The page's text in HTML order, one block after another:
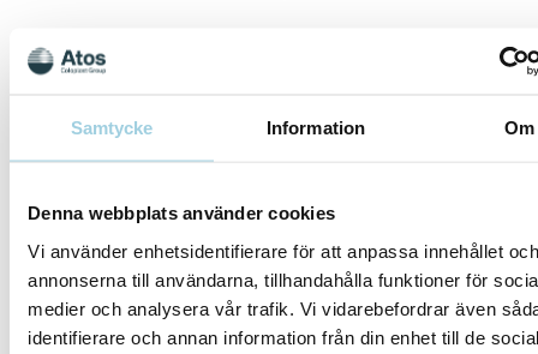
Samtycke Information Om
Denna webbplats använder cookies
Vi använder enhetsidentifierare för att anpassa innehållet och
annonserna till användarna, tillhandahålla funktioner för
medier och analysera vår trafik. Vi vidarebefordrar även
identifierare och annan information från din enhet till de
personuppgifter internt
koncernen och med
Personuppgifter kommer att delas
Coloplast-koncernen, särskilt till
huvudkontoret i Coloplast A/S och
Medical AB, bland annat för IT-
administration och ekonomi,
och affärsutveckling.